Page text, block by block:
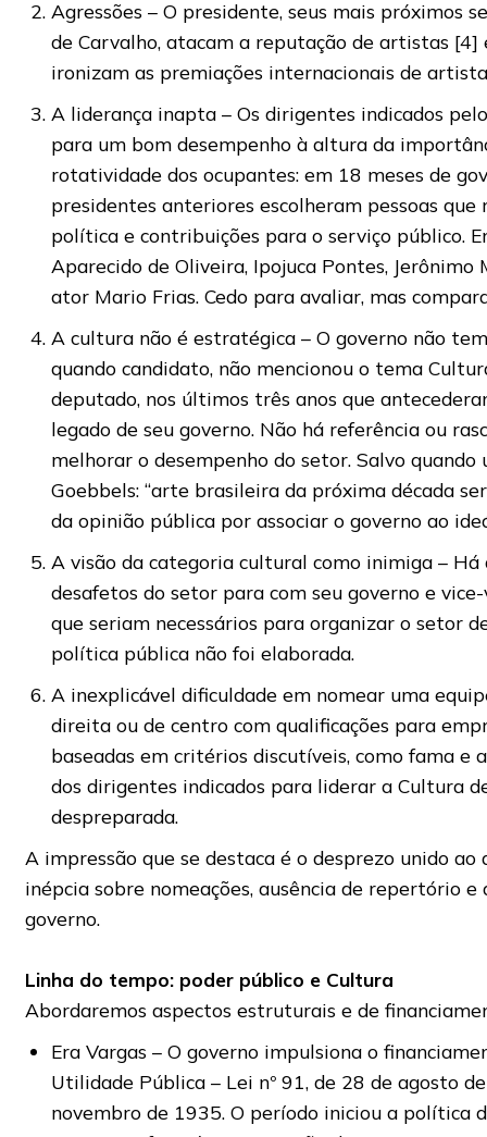
Agressões – O presidente, seus mais próximos
de Carvalho, atacam a reputação de artistas [4]
ironizam as premiações internacionais de
A liderança inapta – Os dirigentes indicados
para um bom desempenho à altura da
rotatividade dos ocupantes: em 18 meses de
presidentes anteriores escolheram pessoas
política e contribuições para o serviço público.
Aparecido de Oliveira, Ipojuca Pontes,
ator Mario Frias. Cedo para avaliar, mas
A cultura não é estratégica – O governo não
quando candidato, não mencionou o tema
deputado, nos últimos três anos que
legado de seu governo. Não há referência ou
melhorar o desempenho do setor. Salvo
Goebbels: “arte brasileira da próxima década
da opinião pública por associar o governo ao
A visão da categoria cultural como inimiga –
desafetos do setor para com seu governo e
que seriam necessários para organizar o setor
política pública não foi elaborada.
A inexplicável dificuldade em nomear uma
direita ou de centro com qualificações para
baseadas em critérios discutíveis, como fama e
dos dirigentes indicados para liderar a Cultura
despreparada.
A impressão que se destaca é o desprezo unido
inépcia sobre nomeações, ausência de repertório
governo.
Linha do tempo: poder público e Cultura
Abordaremos aspectos estruturais e de
Era Vargas – O governo impulsiona o
Utilidade Pública – Lei nº 91, de 28 de agosto
novembro de 1935. O período iniciou a política